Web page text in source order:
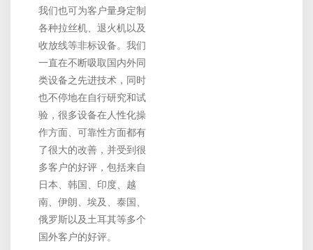
我们也可为客户量身定制
各种拉丝机、退火机以及
收放线等非标设备。我们
一直在不断吸取国内外同
类设备之先进技术，同时
也不停地在自行研究和试
验，很多设备在人性化操
作方面、可靠性方面都有
了很大的改善，并受到很
多客户的好评，包括来自
日本、韩国、印度、越
南、伊朗、埃及、泰国、
俄罗斯以及土耳其等多个
国外客户的好评。